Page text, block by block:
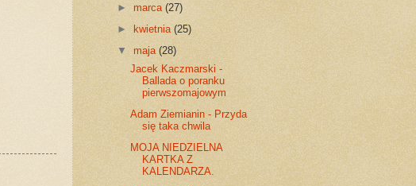
► marca(27)
►
kwietnia(25)
▼maja(28)
Jacek Kaczmarski -
Ballada o poranku
pierwszomajowym
Adam Ziemianin - Przyda
się taka chwila
MOJA NIEDZIELNA
KARTKA Z
KALENDARZA.